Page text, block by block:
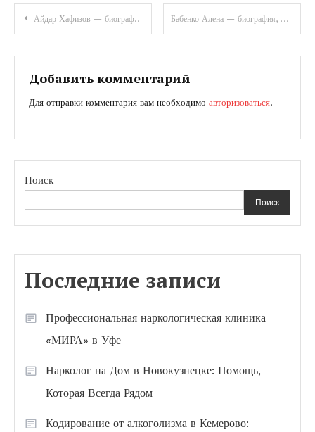
Навигация
по
записям
Айдар Хафизов — биография, фильмография, актерские работы — история успеха популярного российского актера Бабенко Алена — биография, факты, личная жизнь Википедия
Добавить комментарий
Для отправки комментария вам необходимо авторизоваться.
Поиск
Поиск
Последние записи
Профессиональная наркологическая клиника
«МИРА» в Уфе
Нарколог на Дом в Новокузнецке: Помощь,
Которая Всегда Рядом
Кодирование от алкоголизма в Кемерово: